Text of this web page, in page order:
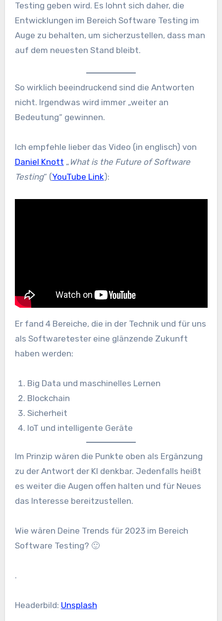
Testing geben wird. Es lohnt sich daher, die
Entwicklungen im Bereich Software Testing im
Auge zu behalten, um sicherzustellen, dass man
auf dem neuesten Stand bleibt.
So wirklich beeindruckend sind die Antworten
nicht. Irgendwas wird immer „weiter an
Bedeutung“ gewinnen.
Ich empfehle lieber das Video (in englisch) von
Daniel Knott „ What is the Future of Software
Testing“ (YouTube Link):
Er fand 4 Bereiche, die in der Technik und für uns
als Softwaretester eine glänzende Zukunft
haben werden:
Big Data und maschinelles Lernen
Blockchain
Sicherheit
IoT und intelligente Geräte
Im Prinzip wären die Punkte oben als Ergänzung
zu der Antwort der KI denkbar. Jedenfalls heißt
es weiter die Augen offen halten und für Neues
das Interesse bereitzustellen.
Wie wären Deine Trends für 2023 im Bereich
Software Testing? 🙂
.
Headerbild: Unsplash